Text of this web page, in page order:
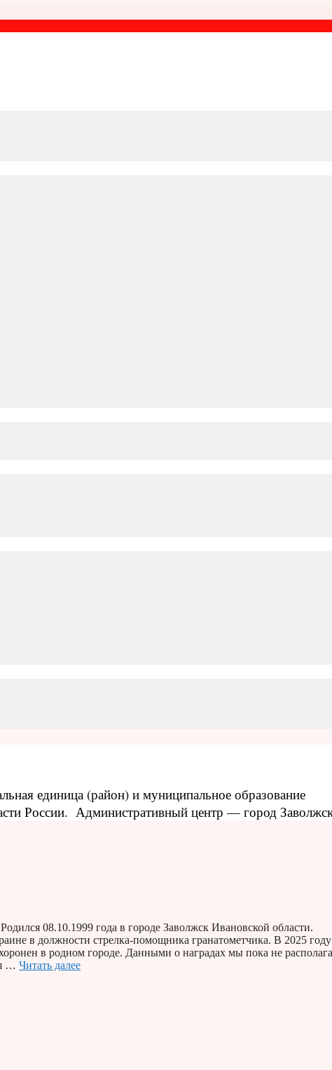
единица (район) и муниципальное образование
России. Административный центр — город
08.10.1999 года в городе Заволжск Ивановской области.
в должности стрелка-помощника гранатометчика. В 2025 году
в родном городе. Данными о наградах мы пока не
… Читать далее